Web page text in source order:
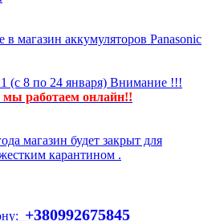
(с 8 по 24 января) Внимание !!!
магазин будет закрыт для